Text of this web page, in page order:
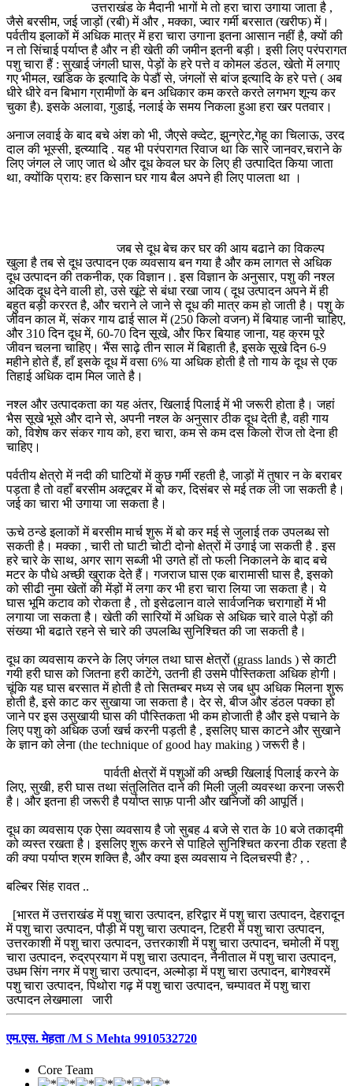
उत्तराखंड के मैदानी भागों मे तो हरा चारा उगाया जाता है ,
जैसे बरसीम, जई जाड़ों (रबी) में और , मक्का, ज्वार गर्मी बरसात (खरीफ) में।
पर्वतीय इलाकों में अधिक मात्र में हरा चारा उगाना इतना आसान नहीं है, क्यों की
न तो सिंचाई पर्याप्त है और न ही खेती की जमीन इतनी बड़ी। इसी लिए परंपरागत
पशु चारा हैं : सुखाई जंगली घास, पेड़ों के हरे पत्ते व कोमल डंठल, खेतो में लगाए
गए भीमल, खडिक के इत्यादि के पेडौं से, जंगलों से बांज इत्यादि के हरे पत्ते ( अब
धीरे धीरे वन बिभाग ग्रामीणों के बन अधिकार कम करते करते लगभग शून्य कर
चुका है). इसके अलावा, गुडाई, नलाई के समय निकला हुआ हरा खर पतवार।
अनाज लवाई के बाद बचे अंश को भी, जैएसे क्व्देट, झुन्ग्रेट,गेहू का चिलाऊ, उरद
दाल की भूस्सी, इत्य्यादि . यह भी परंपरागत रिवाज था कि सारे जानवर,चराने के
लिए जंगल ले जाए जात थे और दूध केवल घर के लिए ही उत्पादित किया जाता
था, क्योंकि प्राय: हर किसान घर गाय बैल अपने ही लिए पालता था ।
जब से दूध बेच कर घर की आय बढाने का विकल्प
खुला है तब से दूध उत्पादन एक व्यवसाय बन गया है और कम लागत से अधिक
दूध उत्पादन की तकनीक, एक विज्ञान।. इस विज्ञान के अनुसार, पशु की नश्ल
अदिक दूध देने वाली हो, उसे खूंटे से बंधा रखा जाय ( दूध उत्पादन अपने में ही
बहुत बड़ी कररत है, और चराने ले जाने से दूध की मात्र कम हो जाती है। पशु के
जीवन काल में, संकर गाय ढाई साल में (250 किलो वजन) में बियाह जानी चाहिए,
और 310 दिन दूध में, 60-70 दिन सूखे, और फिर बियाह जाना, यह क्रम पूरे
जीवन चलना चाहिए। भैंस साढ़े तीन साल में बिहाती है, इसके सूखे दिन 6-9
महीने होते हैं, हाँ इसके दूध में वसा 6% या अधिक होती है तो गाय के दूध से एक
तिहाई अधिक दाम मिल जाते है।
नश्ल और उत्पादकता का यह अंतर, खिलाई पिलाई में भी जरूरी होता है। जहां
भैस सूखे भूसे और दाने से, अपनी नश्ल के अनुसार ठीक दूध देती है, वही गाय
को, विशेष कर संकर गाय को, हरा चारा, कम से कम दस किलो रॊज तो देना ही
चाहिए।
पर्वतीय क्षेत्रो में नदी की घाटियों में कुछ गर्मी रहती है, जाड़ों में तुषार न के बराबर
पड़ता है तो वहाँ बरसीम अक्टूबर में बो कर, दिसंबर से मई तक ली जा सकती है।
जई का चारा भी उगाया जा सकता है।
ऊचे ठन्डे इलाकों में बरसीम मार्च शुरू में बो कर मई से जुलाई तक उपलब्ध सो
सकती है। मक्का , चारी तो घाटी चोटी दोनो क्षेत्रों में उगाई जा सकती है . इस
हरे चारे के साथ, अगर साग सब्जी भी उगते हों तो फली निकालने के बाद बचे
मटर के पौधे अच्छी खुराक देते हैं। गजराज घास एक बारामासी घास है, इसको
को सीढी नुमा खेतों की मेंड़ों में लगा कर भी हरा चारा लिया जा सकता है। ये
घास भूमि कटाव को रोकता है , तो इसेढलान वाले सार्वजनिक चरागाहों में भी
लगाया जा सकता है। खेती की सारियों में अधिक से अधिक चारे वाले पेड़ों की
संख्या भी बढाते रहने से चारे की उपलब्धि सुनिश्चित की जा सकती है।
दूध का व्यवसाय करने के लिए जंगल तथा घास क्षेत्रों (grass lands ) से काटी
गयी हरी घास को जितना हरी काटेंगे, उतनी ही उसमे पौस्तिकता अधिक होगी।
चूंकि यह घास बरसात में होती है तो सितम्बर मध्य से जब धुप अधिक मिलना शुरू
होती है, इसे काट कर सुखाया जा सकता है। देर से, बीज और डंठल पक्का हो
जाने पर इस उसुखायी घास की पौस्तिकता भी कम होजाती है और इसे पचाने के
लिए पशु को अधिक उर्जा खर्च करनी पड़ती है , इसलिए घास काटने और सुखाने
के ज्ञान को लेना (the technique of good hay making ) जरूरी है।
पार्वती क्षेत्रों में पशुओं की अच्छी खिलाई पिलाई करने के
लिए, सुखी, हरी घास तथा संतुलितित दाने की मिली जुली व्यवस्था करना जरूरी
है। और इतना ही जरूरी है पर्याप्त साफ़ पानी और खनिजों की आपूर्ति।
दूध का व्यवसाय एक ऐसा व्यवसाय है जो सुबह 4 बजे से रात के 10 बजे तकाद्मी
को व्यस्त रखता है। इसलिए शुरू करने से पाहिले सुनिश्चित करना ठीक रहता है
की क्या पर्याप्त श्रम शक्ति है, और क्या इस व्यवसाय ने दिलचस्पी है? , .
बल्बिर सिंह रावत ..
[भारत में उत्तराखंड में पशु चारा उत्पादन, हरिद्वार में पशु चारा उत्पादन, देहरादून
में पशु चारा उत्पादन, पौड़ी में पशु चारा उत्पादन, टिहरी में पशु चारा उत्पादन,
उत्तरकाशी में पशु चारा उत्पादन, उत्तरकाशी में पशु चारा उत्पादन, चमोली में पशु
चारा उत्पादन, रुद्रप्रयाग में पशु चारा उत्पादन, नैनीताल में पशु चारा उत्पादन,
उधम सिंग नगर में पशु चारा उत्पादन, अल्मोड़ा में पशु चारा उत्पादन, बागेश्वरमें
पशु चारा उत्पादन, पिथोरा गढ़ में पशु चारा उत्पादन, चम्पावत में पशु चारा
उत्पादन लेखमाला जारी
एम.एस. मेहता /M S Mehta 9910532720
Core Team